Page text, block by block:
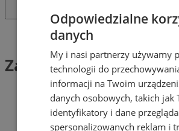
Tag: Zakupy przedświąteczne
Zakupy
Odpowiedzialne
danych
My i nasi partnerzy używamy
technologii do
informacji na Twoim
danych osobowych, takich jak
identyfikatory i dane
spersonalizowanych reklam i